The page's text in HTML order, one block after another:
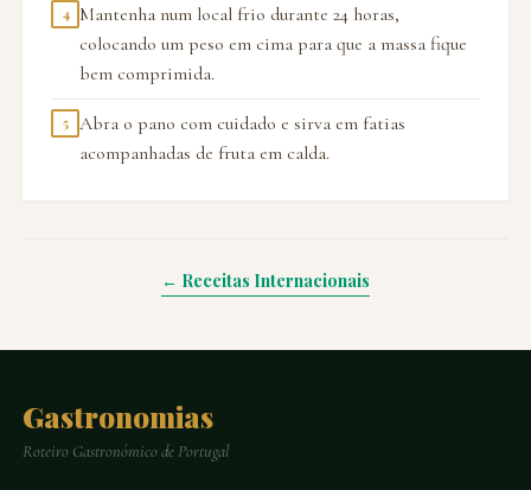
4
Mantenha num local frio durante 24 horas,
colocando um peso em cima para que a massa fique
bem comprimida.
5
Abra o pano com cuidado e sirva em fatias
acompanhadas de fruta em calda.
← Receitas Internacionais
Gastronomias
Roteiro Gastronómico de Portugal